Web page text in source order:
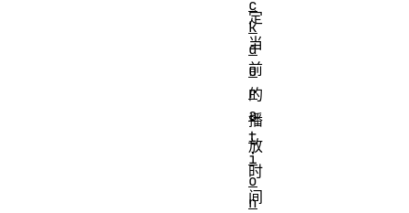
定
当
前
的
播
放
时
间
c
k
d
u
r
a
t
i
o
n